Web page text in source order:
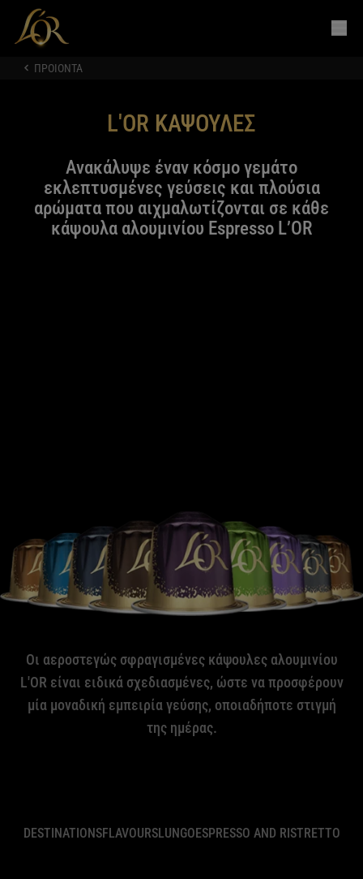
ΠΡΟΙΟΝΤΑ
L'OR ΚΑΨΟΥΛΕΣ
Ανακάλυψε έναν κόσμο γεμάτο
εκλεπτυσμένες γεύσεις και πλούσια
αρώματα που αιχμαλωτίζονται σε κάθε
κάψουλα αλουμινίου Espresso L’OR
Οι αεροστεγώς σφραγισμένες κάψουλες αλουμινίου
L'OR είναι ειδικά σχεδιασμένες, ώστε να προσφέρουν
μία μοναδική εμπειρία γεύσης, οποιαδήποτε στιγμή
της ημέρας.
DESTINATIONSFLAVOURSLUNGOESPRESSO AND RISTRETTO